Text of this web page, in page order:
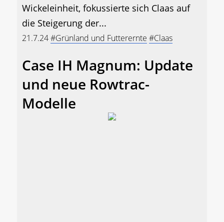
Wickeleinheit, fokussierte sich Claas auf
die Steigerung der...
21.7.24#Grünland und Futterernte #Claas
Case IH Magnum: Update
und neue Rowtrac-
Modelle